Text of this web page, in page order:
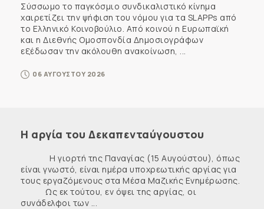
Σύσσωμο το παγκόσμιο συνδικαλιστικό κίνημα
χαιρετίζει την ψήφιση του νόμου για τα SLAPPs από
το Ελληνικό Κοινοβούλιο. Από κοινού η Ευρωπαϊκή
και η Διεθνής Ομοσπονδία Δημοσιογράφων
εξέδωσαν την ακόλουθη ανακοίνωση, ...
06 ΑΥΓΟΥΣΤΟΥ 2026
Η αργία του Δεκαπενταύγουστου
Η γιορτή της Παναγίας (15 Αυγούστου), όπως
είναι γνωστό, είναι ημέρα υποχρεωτικής αργίας για
τους εργαζόμενους στα Μέσα Μαζικής Ενημέρωσης.
Ως εκ τούτου, εν όψει της αργίας, οι
συνάδελφοι των ...